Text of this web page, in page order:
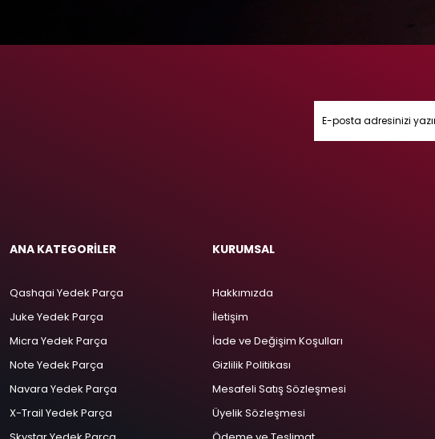
ANA KATEGORİLER
Qashqai Yedek Parça
Juke Yedek Parça
Micra Yedek Parça
Note Yedek Parça
Navara Yedek Parça
X-Trail Yedek Parça
KURUMSAL
Hakkımızda
İletişim
İade ve Değişim Koşulları
Gizlilik Politikası
Mesafeli Satış Sözleşmesi
Üyelik Sözleşmesi